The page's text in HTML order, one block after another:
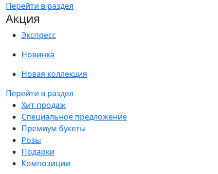
Перейти в раздел
Акция
Экспресс
Новинка
Новая коллекция
Перейти в раздел
Хит продаж
Специальное предложение
Премиум букеты
Розы
Подарки
Композиции